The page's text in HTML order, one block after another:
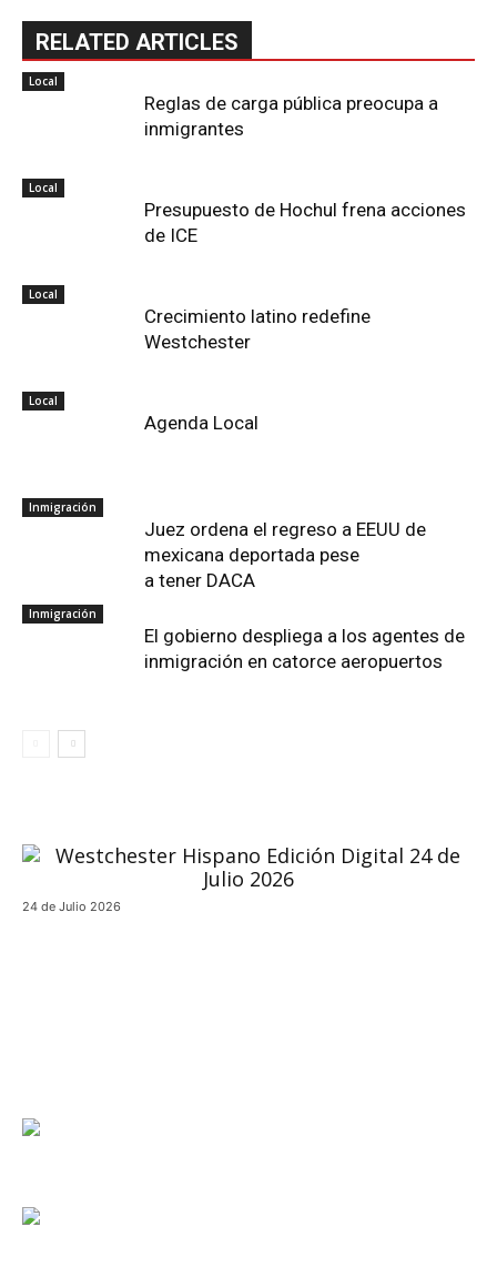
RELATED ARTICLES
Local
Reglas de carga pública preocupa a
inmigrantes
Local
Presupuesto de Hochul frena acciones
de ICE
Local
Crecimiento latino redefine
Westchester
Local
Agenda Local
Inmigración
Juez ordena el regreso a EEUU de
mexicana deportada pese
a tener DACA
Inmigración
El gobierno despliega a los agentes de
inmigración en catorce aeropuertos
24 de Julio 2026